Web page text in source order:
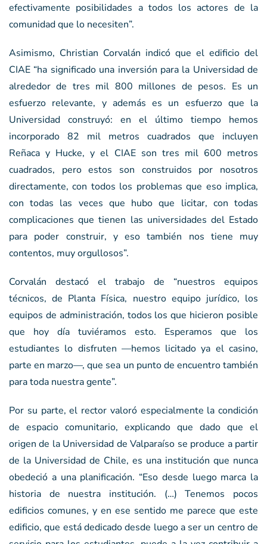
efectivamente posibilidades a todos los actores de la
comunidad que lo necesiten”.
Asimismo, Christian Corvalán indicó que el edificio del
CIAE “ha significado una inversión para la Universidad de
alrededor de tres mil 800 millones de pesos. Es un
esfuerzo relevante, y además es un esfuerzo que la
Universidad construyó: en el último tiempo hemos
incorporado 82 mil metros cuadrados que incluyen
Reñaca y Hucke, y el CIAE son tres mil 600 metros
cuadrados, pero estos son construidos por nosotros
directamente, con todos los problemas que eso implica,
con todas las veces que hubo que licitar, con todas
complicaciones que tienen las universidades del Estado
para poder construir, y eso también nos tiene muy
contentos, muy orgullosos”.
Corvalán destacó el trabajo de “nuestros equipos
técnicos, de Planta Física, nuestro equipo jurídico, los
equipos de administración, todos los que hicieron posible
que hoy día tuviéramos esto. Esperamos que los
estudiantes lo disfruten —hemos licitado ya el casino,
parte en marzo—, que sea un punto de encuentro también
para toda nuestra gente”.
Por su parte, el rector valoró especialmente la condición
de espacio comunitario, explicando que dado que el
origen de la Universidad de Valparaíso se produce a partir
de la Universidad de Chile, es una institución que nunca
obedeció a una planificación. “Eso desde luego marca la
historia de nuestra institución. (…) Tenemos pocos
edificios comunes, y en ese sentido me parece que este
edificio, que está dedicado desde luego a ser un centro de